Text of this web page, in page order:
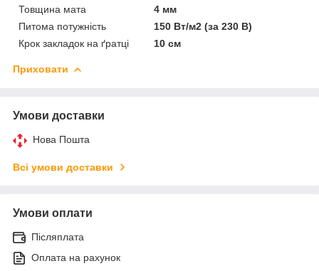
Товщина мата
4 мм
Питома потужність
150 Вт/м2 (за 230 В)
Крок закладок на ґратці
10 см
Приховати
Умови доставки
Нова Пошта
Всі умови доставки
Умови оплати
Післяплата
Оплата на рахунок